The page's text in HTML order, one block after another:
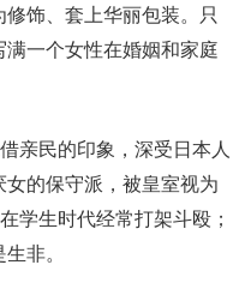
饰、套上华丽包装。只
一个女性在婚姻和家庭
亲民的印象，深受日本人
的保守派，被皇室视为
学生时代经常打架斗殴；
非。